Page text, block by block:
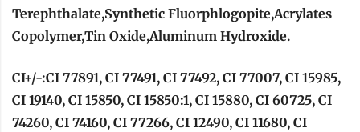
Terephthalate,Synthetic Fluorphlogopite,Acrylates
Copolymer,Tin Oxide,Aluminum Hydroxide.
CI+/-:CI 77891, CI 77491, CI 77492, CI 77007, CI 15985,
CI 19140, CI 15850, CI 15850:1, CI 15880, CI 60725, CI
74260, CI 74160, CI 77266, CI 12490, CI 11680, CI